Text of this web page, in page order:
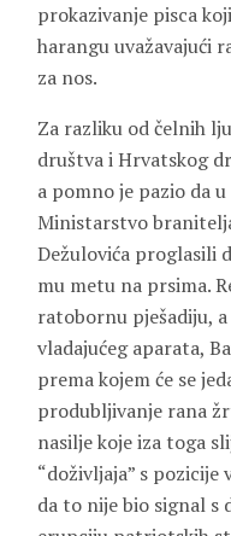
prokazivanje pisca
harangu uvažavajući
za nos.
Za razliku od čelnih
društva i Hrvatskog
a pomno je pazio da
Ministarstvo
Dežulovića proglasili
mu metu na prsima.
ratobornu pješadiju,
vladajućeg aparata,
prema kojem će se
produbljivanje rana
nasilje koje iza toga
“doživljaja” s
da to nije bio signal s